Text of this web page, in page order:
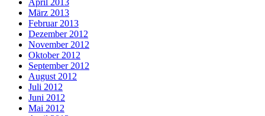
März 2013
Februar 2013
Dezember 2012
November 2012
Oktober 2012
September 2012
August 2012
Juli 2012
Juni 2012
Mai 2012